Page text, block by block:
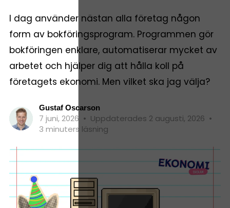
I dag använder nästan alla företag någon
form av bokföringsprogram. Programmen gör
bokföringen enklare, automatiserar mycket av
arbetet och hjälper dig att hålla koll på
företagets ekonomi. Men vilket ska jag välja?
Gustaf Oscarson
7 juni, 2026 • Uppdaterades 2 augusti, 2026 •
3 minuters läsning